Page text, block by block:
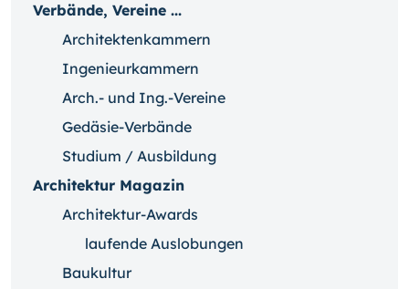
Verbände, Vereine ...
Architektenkammern
Ingenieurkammern
Arch.- und Ing.-Vereine
Gedäsie-Verbände
Studium / Ausbildung
Architektur Magazin
Architektur-Awards
laufende Auslobungen
Baukultur